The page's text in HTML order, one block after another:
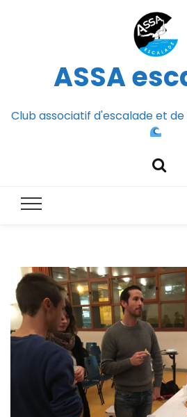
ASSA
Club associatif d'escalade et de